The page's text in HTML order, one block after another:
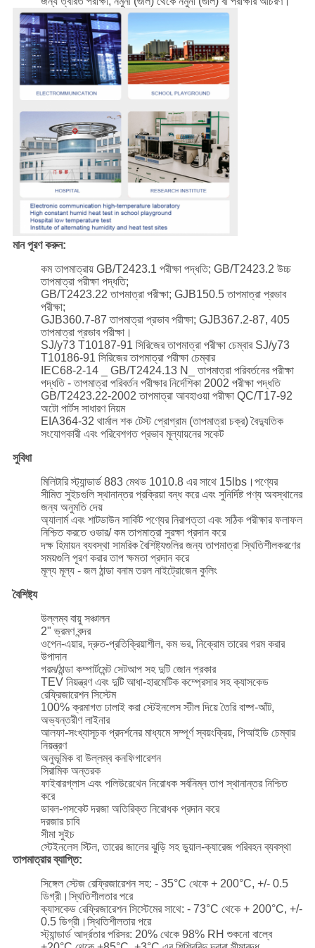
মান পূরণ করুন:
কম তাপমাত্রায় GB/T2423.1 পরীক্ষা পদ্ধতি; GB/T2423.2 উচ্চ
তাপমাত্রা পরীক্ষা পদ্ধতি;
GB/T2423.22 তাপমাত্রা পরীক্ষা; GJB150.5 তাপমাত্রা প্রভাব
পরীক্ষা;
GJB360.7-87 তাপমাত্রা প্রভাব পরীক্ষা; GJB367.2-87, 405
তাপমাত্রা প্রভাব পরীক্ষা।
SJ/y73 T10187-91 সিরিজের তাপমাত্রা পরীক্ষা চেম্বার SJ/y73
T10186-91 সিরিজের তাপমাত্রা পরীক্ষা চেম্বার
IEC68-2-14 _ GB/T2424.13 N_ তাপমাত্রা পরিবর্তনের পরীক্ষা
পদ্ধতি - তাপমাত্রা পরিবর্তন পরীক্ষার নির্দেশিকা 2002 পরীক্ষা পদ্ধতি
GB/T2423.22-2002 তাপমাত্রা আবহাওয়া পরীক্ষা QC/T17-92
অটো পার্টস সাধারণ নিয়ম
EIA364-32 থার্মাল শক টেস্ট প্রোগ্রাম (তাপমাত্রা চক্র) বৈদ্যুতিক
সংযোগকারী এবং পরিবেশগত প্রভাব মূল্যায়নের সকেট
সুবিধা
মিলিটারি স্ট্যান্ডার্ড 883 মেথড 1010.8 এর সাথে 15lbs।পণ্যের
সীমিত সুইচগুলি স্থানান্তর প্রক্রিয়া বন্ধ করে এবং সুনির্দিষ্ট পণ্য অবস্থানের
জন্য অনুমতি দেয়
অ্যালার্ম এবং শাটডাউন সার্কিট পণ্যের নিরাপত্তা এবং সঠিক পরীক্ষার ফলাফল
নিশ্চিত করতে ওভার/ কম তাপমাত্রা সুরক্ষা প্রদান করে
দক্ষ হিমায়ন ব্যবস্থা সামরিক বৈশিষ্ট্যগুলির জন্য তাপমাত্রা স্থিতিশীলকরণের
সময়গুলি পূরণ করার তাপ ক্ষমতা প্রদান করে
মূল্য মূল্য - জল ঠান্ডা বনাম তরল নাইট্রোজেন কুলিং
বৈশিষ্ট্য
উল্লম্ব বায়ু সঞ্চালন
2" ভ্রমণ বন্দর
ওপেন-এয়ার, দ্রুত-প্রতিক্রিয়াশীল, কম ভর, নিক্রোম তারের গরম করার
উপাদান
গরম/ঠান্ডা কম্পার্টমেন্ট সেটআপ সহ দুটি জোন প্রকার
TEV নিয়ন্ত্রণ এবং দুটি আধা-হারমেটিক কম্প্রেসার সহ ক্যাসকেড
রেফ্রিজারেশন সিস্টেম
100% ক্রমাগত ঢালাই করা স্টেইনলেস স্টীল দিয়ে তৈরি বাষ্প-আঁট,
অভ্যন্তরীণ লাইনার
আলফা-সংখ্যাসূচক প্রদর্শনের মাধ্যমে সম্পূর্ণ স্বয়ংক্রিয়, পিআইডি চেম্বার
নিয়ন্ত্রণ
অনুভূমিক বা উল্লম্ব কনফিগারেশন
সিরামিক অন্তরক
ফাইবারগ্লাস এবং পলিউরেথেন নিরোধক সর্বনিম্ন তাপ স্থানান্তর নিশ্চিত
করে
ডাবল-গসকেট দরজা অতিরিক্ত নিরোধক প্রদান করে
দরজার চাবি
সীমা সুইচ
স্টেইনলেস স্টিল, তারের জালের ঝুড়ি সহ ডুয়াল-ক্যারেজ পরিবহন ব্যবস্থা
তাপমাত্রার ব্যাপ্তি:
সিঙ্গেল স্টেজ রেফ্রিজারেশন সহ: - 35°C থেকে + 200°C, +/- 0.5
ডিগ্রী।স্থিতিশীলতার পরে
ক্যাসকেড রেফ্রিজারেশন সিস্টেমের সাথে: - 73°C থেকে + 200°C, +/-
0.5 ডিগ্রী।স্থিতিশীলতার পরে
স্ট্যান্ডার্ড আর্দ্রতার পরিসর: 20% থেকে 98% RH শুকনো বাল্বে